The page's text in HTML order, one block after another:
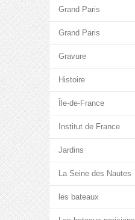
Grand Paris
Grand Paris
Gravure
Histoire
Île-de-France
Institut de France
Jardins
La Seine des Nautes
les bateaux